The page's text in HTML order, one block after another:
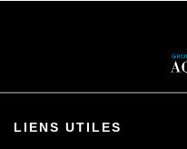
LIENS UTILES